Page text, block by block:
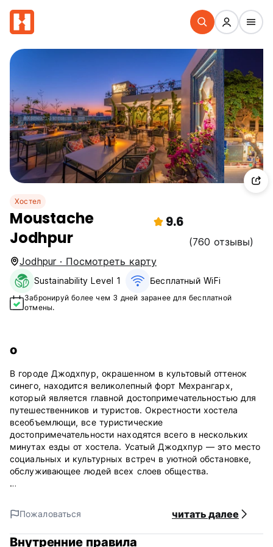
Хостел
Moustache
Jodhpur
9.6
(760 отзывы)
Jodhpur · Посмотреть карту
Sustainability Level 1 Бесплатный WiFi
Забронируй более чем 3 дней заранее для бесплатной
отмены.
о
В городе Джодхпур, окрашенном в культовый оттенок
синего, находится великолепный форт Мехрангарх,
который является главной достопримечательностью для
путешественников и туристов. Окрестности хостела
всеобъемлющи, все туристические
достопримечательности находятся всего в нескольких
минутах езды от хостела. Усатый Джодхпур — это место
социальных и культурных встреч в уютной обстановке,
обслуживающее людей всех слоев общества.
прекрасными балконами, удобными общими и
уединенными отдельными комнатами. Погрузитесь в
веселую атмосферу домашнего театра, бесчисленных
настольных игр и восхитительных блюд для вашего
Пожаловаться читать далее
Внутренние правила